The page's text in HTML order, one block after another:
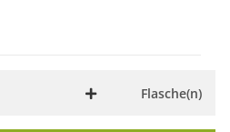
Flasche(n)